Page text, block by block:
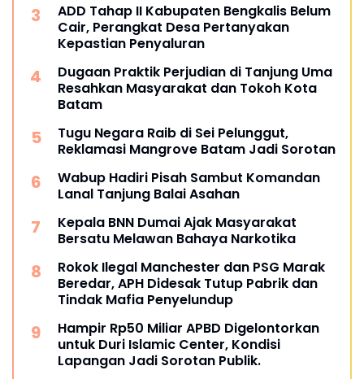
ADD Tahap II Kabupaten Bengkalis Belum
Cair, Perangkat Desa Pertanyakan
Kepastian Penyaluran
Dugaan Praktik Perjudian di Tanjung Uma
Resahkan Masyarakat dan Tokoh Kota
Batam
Tugu Negara Raib di Sei Pelunggut,
Reklamasi Mangrove Batam Jadi Sorotan
Wabup Hadiri Pisah Sambut Komandan
Lanal Tanjung Balai Asahan
Kepala BNN Dumai Ajak Masyarakat
Bersatu Melawan Bahaya Narkotika
Rokok Ilegal Manchester dan PSG Marak
Beredar, APH Didesak Tutup Pabrik dan
Tindak Mafia Penyelundup
Hampir Rp50 Miliar APBD Digelontorkan
untuk Duri Islamic Center, Kondisi
Lapangan Jadi Sorotan Publik.